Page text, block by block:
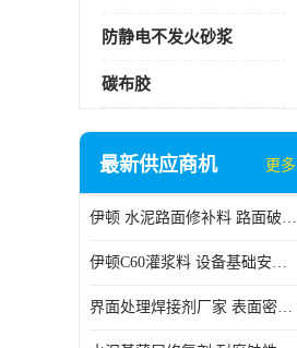
防静电不发火砂浆
碳布胶
最新供应商机 更多
伊顿 水泥路面修补料 路面破损起皮快速修补 2小时通车
伊顿C60灌浆料 设备基础安装 梁柱改造加固二次灌浆料
界面处理焊接剂厂家 表面密实 良好的流动性